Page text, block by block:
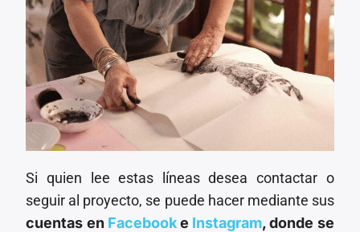
Si quien lee estas líneas desea contactar o
seguir al proyecto, se puede hacer mediante sus
cuentas en Facebooke Instagram, donde se